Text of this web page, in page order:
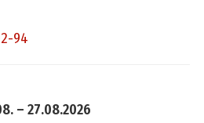
94
– 27.08.2026